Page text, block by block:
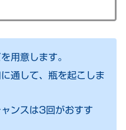
用意します。
通して、瓶を起こしま
ンスは3回がおすす